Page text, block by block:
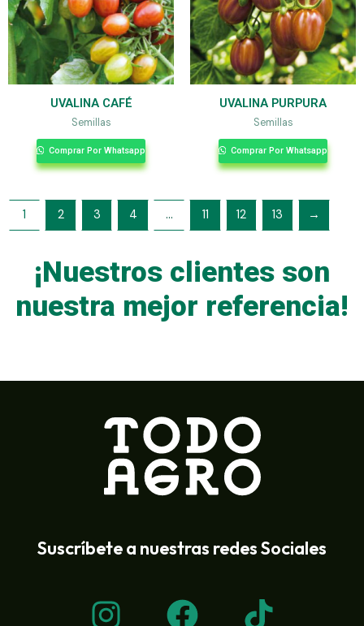
UVALINA CAFÉ
Semillas
Comprar Por Whatsapp
UVALINA PURPURA
Semillas
Comprar Por Whatsapp
1 2 3 4 … 11 12 13 →
¡Nuestros clientes son
nuestra mejor referencia!
Suscríbete a nuestras redes Sociales